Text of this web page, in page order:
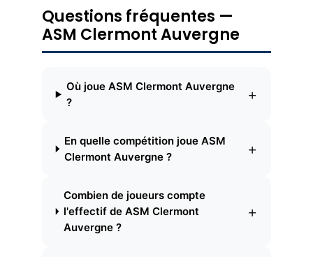
Questions fréquentes —
ASM Clermont Auvergne
Où joue ASM Clermont Auvergne
?
+
En quelle compétition joue ASM
Clermont Auvergne ?
+
Combien de joueurs compte
l'effectif de ASM Clermont
Auvergne ?
+